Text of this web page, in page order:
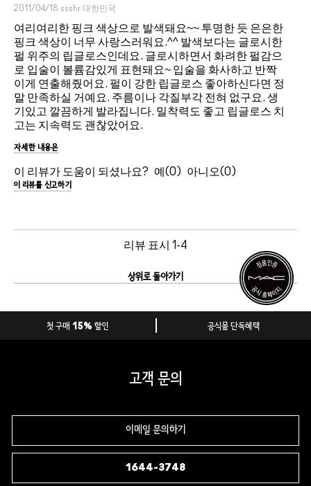
2011/04/18 ssshr 대한민국
여리여리한 핑크 색상으로 발색돼요~~ 투명한 듯 은은한
핑크 색상이 너무 사랑스러워요.^^ 발색보다는 글로시한
펄 위주의 립글로스인데요. 글로시하면서 화려한 펄감으
로 입술이 볼륨감있게 표현돼요~ 입술을 화사하고 반짝
이게 연출해줬어요. 펄이 강한 립글로스 좋아하신다면 정
말 만족하실 거예요. 주름이나 각질부각 전혀 없구요. 생
기있고 깔끔하게 발라집니다. 밀착력도 좋고 립글로스 치
고는 지속력도 괜찮았어요.
자세한 내용은
이 리뷰가 도움이 되셨나요? 0 0
이 리뷰를 신고하기
리뷰 표시 1-4
상위로 돌아가기
첫 구매 15% 할인 공식몰 단독혜택
고객 문의
이메일 문의하기
1644-3748